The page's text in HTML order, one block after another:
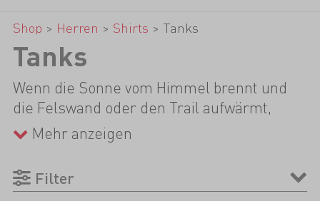
Shop > Herren > Shirts > Tanks
Tanks
Wenn die Sonne vom Himmel brennt und
die Felswand oder den Trail aufwärmt,
reicht dir meist ein leichtes Tanktop und
das Shirt kann zuhause bleiben. Hier haben
deinen Arme maximale Bewegungsfreiheit
für komplexe Kletterrouten und falls du
Mehr anzeigen
Filter